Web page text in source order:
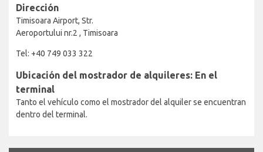
Dirección
Timisoara Airport, Str.
Aeroportului nr.2 , Timisoara
Tel: +40 749 033 322
Ubicación del mostrador de alquileres: En el
terminal
Tanto el vehículo como el mostrador del alquiler se encuentran
dentro del terminal.